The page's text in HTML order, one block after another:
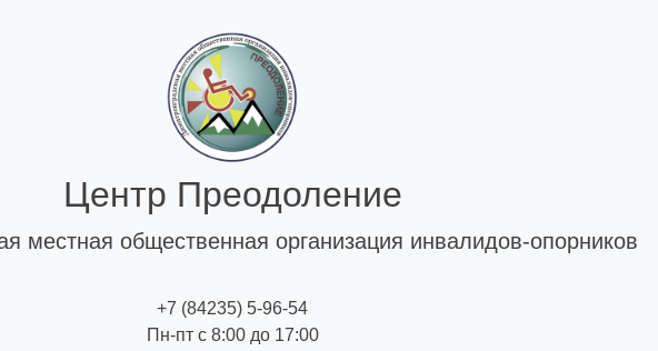
Центр Преодоление
местная общественная организация инвалидов-опорников
+7 (84235) 5-96-54
Пн-пт с 8:00 до 17:00